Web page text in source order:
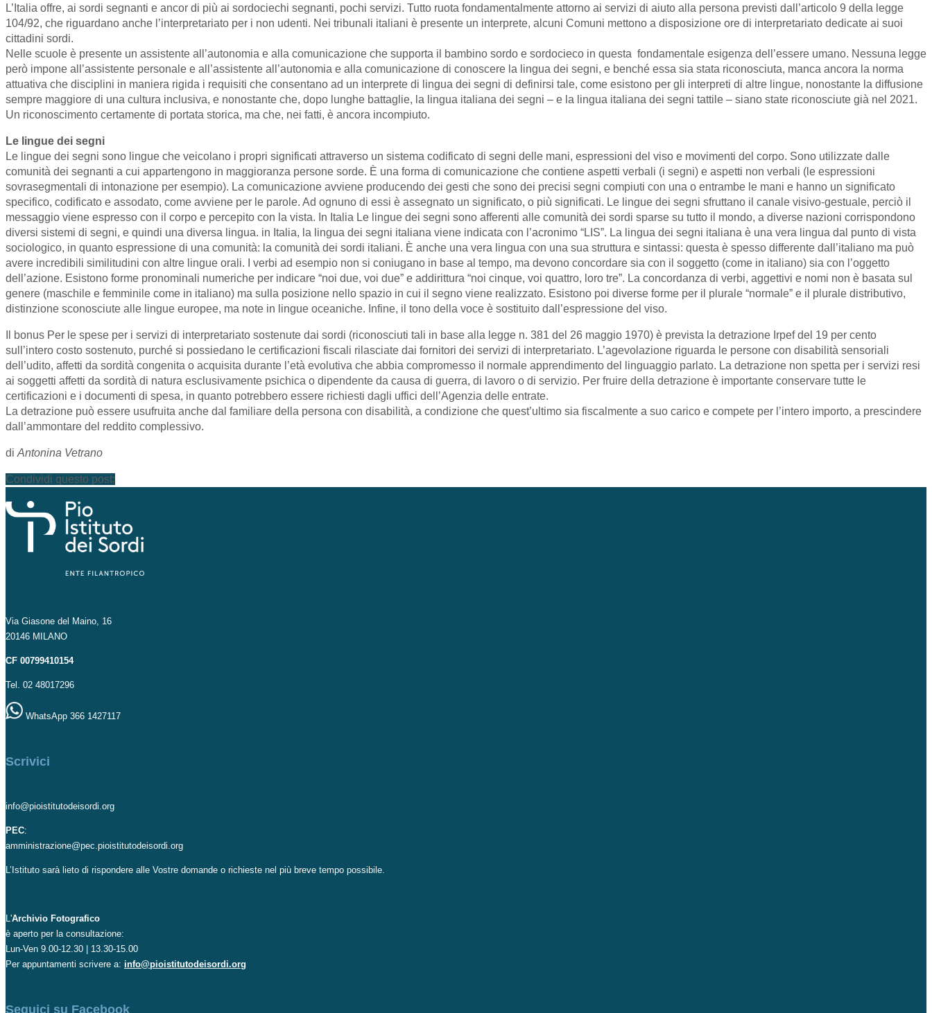
L’Italia offre, ai sordi segnanti e ancor di più ai sordociechi segnanti, pochi servizi. Tutto ruota fondamentalmente attorno ai servizi di aiuto alla persona previsti dall’articolo 9 della legge
104/92, che riguardano anche l’interpretariato per i non udenti. Nei tribunali italiani è presente un interprete, alcuni Comuni mettono a disposizione ore di interpretariato dedicate ai suoi
cittadini sordi.
Nelle scuole è presente un assistente all’autonomia e alla comunicazione che supporta il bambino sordo e sordocieco in questa fondamentale esigenza dell’essere umano. Nessuna legge
però impone all’assistente personale e all’assistente all’autonomia e alla comunicazione di conoscere la lingua dei segni, e benché essa sia stata riconosciuta, manca ancora la norma
attuativa che disciplini in maniera rigida i requisiti che consentano ad un interprete di lingua dei segni di definirsi tale, come esistono per gli interpreti di altre lingue, nonostante la diffusione
sempre maggiore di una cultura inclusiva, e nonostante che, dopo lunghe battaglie, la lingua italiana dei segni – e la lingua italiana dei segni tattile – siano state riconosciute già nel 2021.
Un riconoscimento certamente di portata storica, ma che, nei fatti, è ancora incompiuto.
Le lingue dei segni
Le lingue dei segni sono lingue che veicolano i propri significati attraverso un sistema codificato di segni delle mani, espressioni del viso e movimenti del corpo. Sono utilizzate dalle
comunità dei segnanti a cui appartengono in maggioranza persone sorde. È una forma di comunicazione che contiene aspetti verbali (i segni) e aspetti non verbali (le espressioni
sovrasegmentali di intonazione per esempio). La comunicazione avviene producendo dei gesti che sono dei precisi segni compiuti con una o entrambe le mani e hanno un significato
specifico, codificato e assodato, come avviene per le parole. Ad ognuno di essi è assegnato un significato, o più significati. Le lingue dei segni sfruttano il canale visivo-gestuale, perciò il
messaggio viene espresso con il corpo e percepito con la vista. In Italia Le lingue dei segni sono afferenti alle comunità dei sordi sparse su tutto il mondo, a diverse nazioni corrispondono
diversi sistemi di segni, e quindi una diversa lingua. in Italia, la lingua dei segni italiana viene indicata con l’acronimo “LIS”. La lingua dei segni italiana è una vera lingua dal punto di vista
sociologico, in quanto espressione di una comunità: la comunità dei sordi italiani. È anche una vera lingua con una sua struttura e sintassi: questa è spesso differente dall’italiano ma può
avere incredibili similitudini con altre lingue orali. I verbi ad esempio non si coniugano in base al tempo, ma devono concordare sia con il soggetto (come in italiano) sia con l’oggetto
dell’azione. Esistono forme pronominali numeriche per indicare “noi due, voi due” e addirittura “noi cinque, voi quattro, loro tre”. La concordanza di verbi, aggettivi e nomi non è basata sul
genere (maschile e femminile come in italiano) ma sulla posizione nello spazio in cui il segno viene realizzato. Esistono poi diverse forme per il plurale “normale” e il plurale distributivo,
distinzione sconosciute alle lingue europee, ma note in lingue oceaniche. Infine, il tono della voce è sostituito dall’espressione del viso.
Il bonus Per le spese per i servizi di interpretariato sostenute dai sordi (riconosciuti tali in base alla legge n. 381 del 26 maggio 1970) è prevista la detrazione Irpef del 19 per cento
sull’intero costo sostenuto, purché si possiedano le certificazioni fiscali rilasciate dai fornitori dei servizi di interpretariato. L’agevolazione riguarda le persone con disabilità sensoriali
dell’udito, affetti da sordità congenita o acquisita durante l’età evolutiva che abbia compromesso il normale apprendimento del linguaggio parlato. La detrazione non spetta per i servizi resi
ai soggetti affetti da sordità di natura esclusivamente psichica o dipendente da causa di guerra, di lavoro o di servizio. Per fruire della detrazione è importante conservare tutte le
certificazioni e i documenti di spesa, in quanto potrebbero essere richiesti dagli uffici dell’Agenzia delle entrate.
La detrazione può essere usufruita anche dal familiare della persona con disabilità, a condizione che quest’ultimo sia fiscalmente a suo carico e compete per l’intero importo, a prescindere
dall’ammontare del reddito complessivo.
diAntonina Vetrano
Condividi questo post:
Via Giasone del Maino, 16
20146 MILANO
CF 00799410154
Tel. 02 48017296
WhatsApp 366 1427117
Scrivici
info@pioistitutodeisordi.org
PEC:
amministrazione@pec.pioistitutodeisordi.org
L’Istituto sarà lieto di rispondere alle Vostre domande o richieste nel più breve tempo possibile.
L'Archivio Fotografico
è aperto per la consultazione:
Lun-Ven 9.00-12.30 | 13.30-15.00
Per appuntamenti scrivere a: info@pioistitutodeisordi.org
Seguici su Facebook